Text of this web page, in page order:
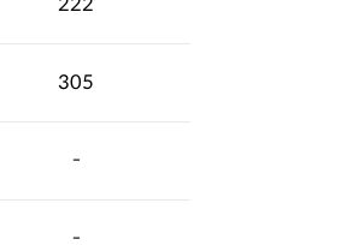
305
-
-